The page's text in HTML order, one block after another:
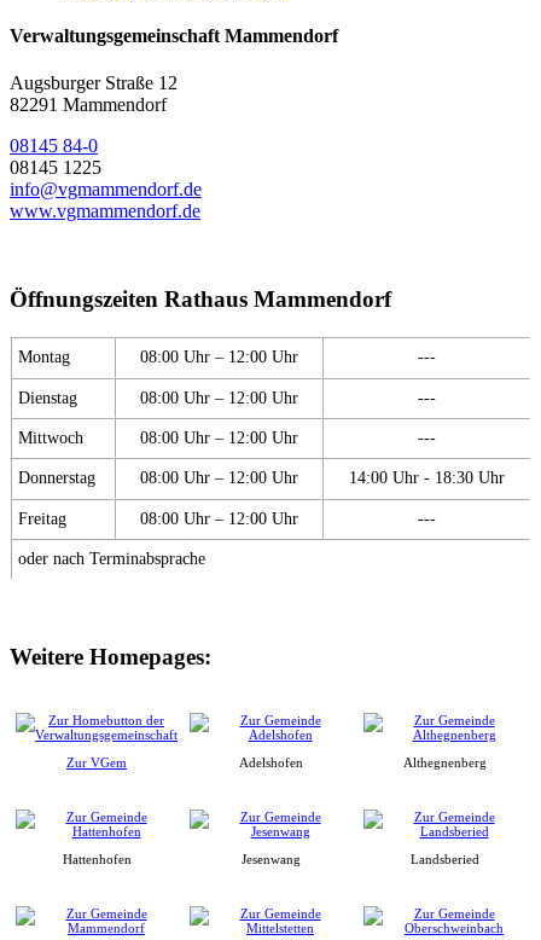
Verwaltungsgemeinschaft Mammendorf
Augsburger Straße 12
82291 Mammendorf
08145 84-0
08145 1225
info@vgmammendorf.de
www.vgmammendorf.de
Öffnungszeiten Rathaus Mammendorf
Montag 08:00 Uhr – 12:00 Uhr ---
Dienstag 08:00 Uhr – 12:00 Uhr ---
Mittwoch 08:00 Uhr – 12:00 Uhr ---
Donnerstag 08:00 Uhr – 12:00 Uhr 14:00 Uhr - 18:30 Uhr
Freitag 08:00 Uhr – 12:00 Uhr ---
oder nach Terminabsprache
Weitere Homepages:
Zur VGem Adelshofen Althegnenberg
Hattenhofen Jesenwang Landsberied